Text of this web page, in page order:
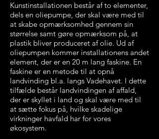
Kunstinstallationen består af to elementer,
dels en oliepumpe, der skal være med til
at skabe opmærksomhed gennem sin
størrelse samt gøre opmærksom på, at
plastik bliver produceret af olie. Ud af
oliepumpen kommer installationens andet
element, der er en 20 m lang faskine. En
faskine er en metode til at opnå
landvinding bl.a. langs Vadehavet. I dette
tilfælde består landvindingen af affald,
der er skyllet i land og skal være med til
at sætte fokus på, hvilke skadelige
virkninger havfald har for vores
økosystem.